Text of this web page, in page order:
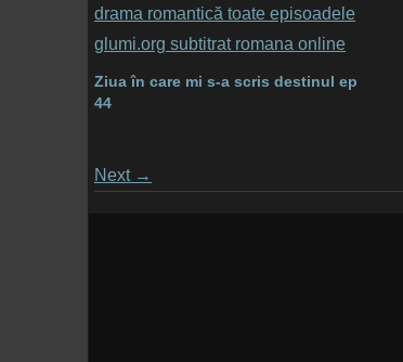
Ziua în care mi s-a scris destinul ep
44
Posts
Next →